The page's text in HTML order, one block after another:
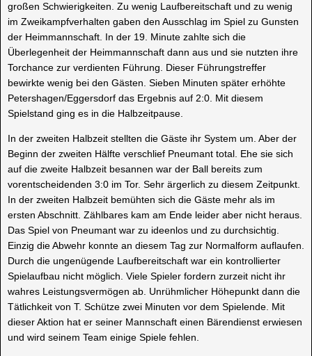
großen Schwierigkeiten. Zu wenig Laufbereitschaft und zu wenig
im Zweikampfverhalten gaben den Ausschlag im Spiel zu Gunsten
der Heimmannschaft. In der 19. Minute zahlte sich die
Überlegenheit der Heimmannschaft dann aus und sie nutzten ihre
Torchance zur verdienten Führung. Dieser Führungstreffer
bewirkte wenig bei den Gästen. Sieben Minuten später erhöhte
Petershagen/Eggersdorf das Ergebnis auf 2:0. Mit diesem
Spielstand ging es in die Halbzeitpause.
In der zweiten Halbzeit stellten die Gäste ihr System um. Aber der
Beginn der zweiten Hälfte verschlief Pneumant total. Ehe sie sich
auf die zweite Halbzeit besannen war der Ball bereits zum
vorentscheidenden 3:0 im Tor. Sehr ärgerlich zu diesem Zeitpunkt.
In der zweiten Halbzeit bemühten sich die Gäste mehr als im
ersten Abschnitt. Zählbares kam am Ende leider aber nicht heraus.
Das Spiel von Pneumant war zu ideenlos und zu durchsichtig.
Einzig die Abwehr konnte an diesem Tag zur Normalform auflaufen.
Durch die ungenügende Laufbereitschaft war ein kontrollierter
Spielaufbau nicht möglich. Viele Spieler fordern zurzeit nicht ihr
wahres Leistungsvermögen ab. Unrühmlicher Höhepunkt dann die
Tätlichkeit von T. Schütze zwei Minuten vor dem Spielende. Mit
dieser Aktion hat er seiner Mannschaft einen Bärendienst erwiesen
und wird seinem Team einige Spiele fehlen.